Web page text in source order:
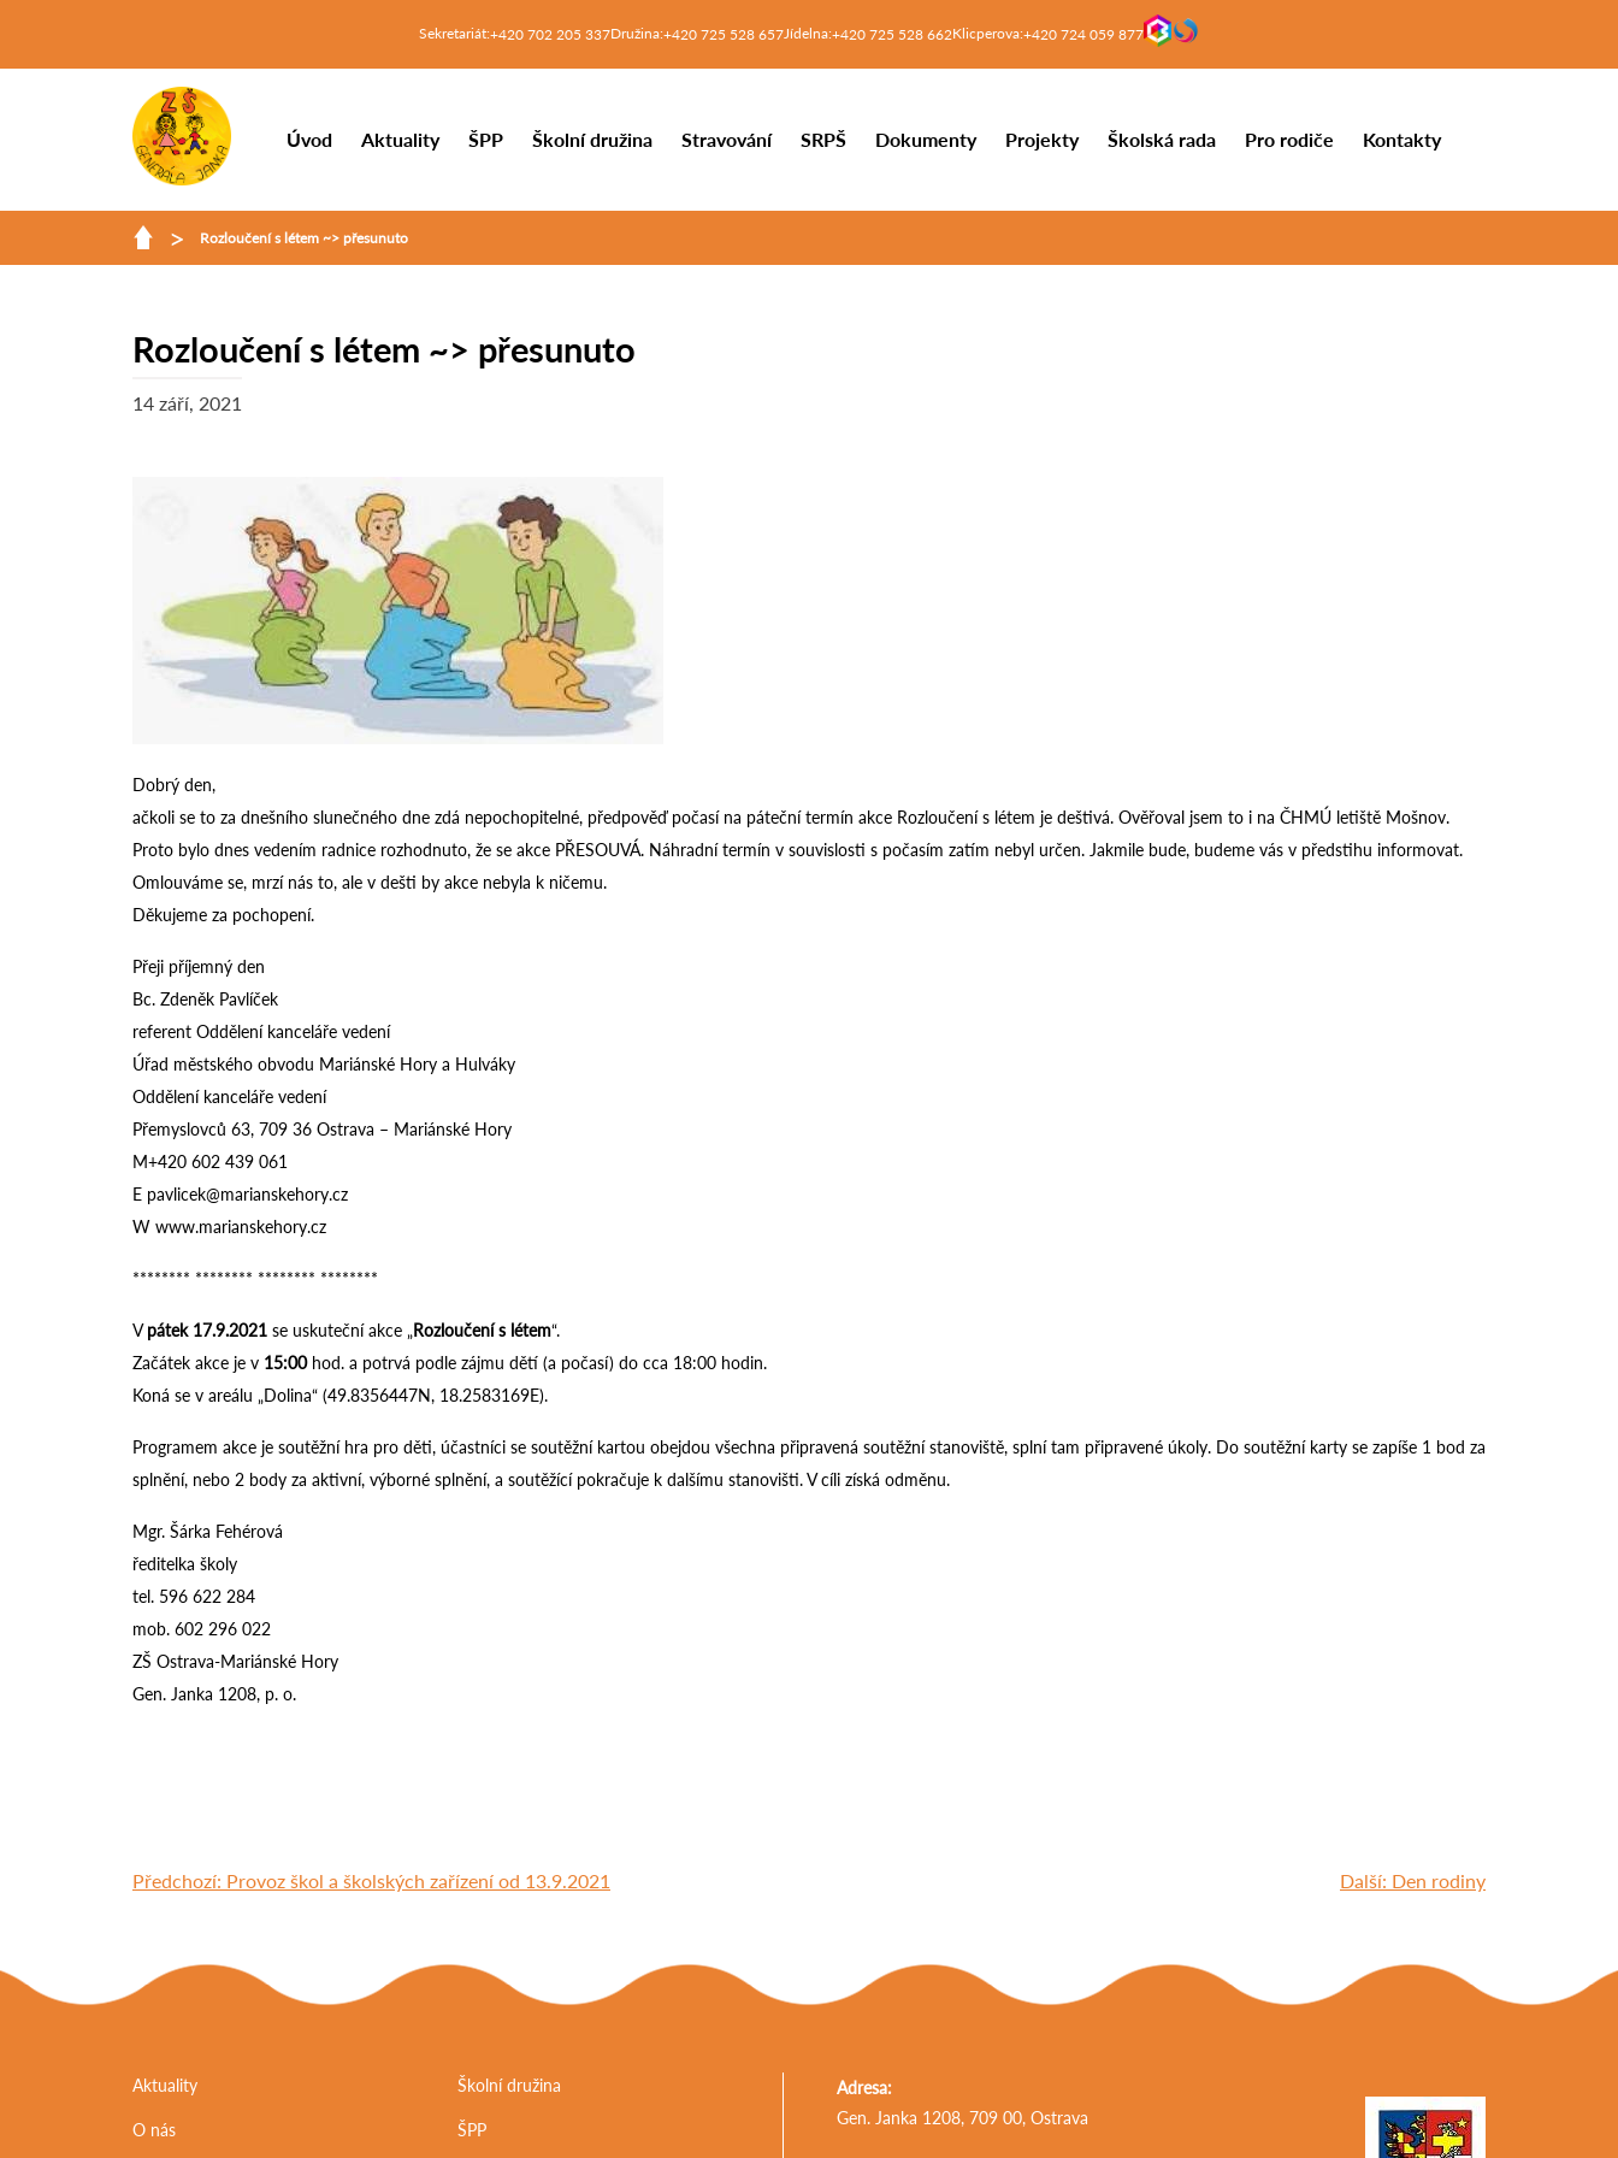
Sekretariát:+420 702 205 337Družina:+420 725 528 657Jídelna:+420 725 528 662Klicperova:+420 724 059 877
Úvod Aktuality ŠPP Školní družina Stravování SRPŠ Dokumenty Projekty Školská rada Pro rodiče Kontakty
> Rozloučení s létem ~> přesunuto
Rozloučení s létem ~> přesunuto
14 září, 2021
Dobrý den,
ačkoli se to za dnešního slunečného dne zdá nepochopitelné, předpověď počasí na páteční termín akce Rozloučení s létem je deštivá. Ověřoval jsem to i na ČHMÚ letiště Mošnov.
Proto bylo dnes vedením radnice rozhodnuto, že se akce PŘESOUVÁ. Náhradní termín v souvislosti s počasím zatím nebyl určen. Jakmile bude, budeme vás v předstihu informovat.
Omlouváme se, mrzí nás to, ale v dešti by akce nebyla k ničemu.
Děkujeme za pochopení.
Přeji příjemný den
Bc. Zdeněk Pavlíček
referent Oddělení kanceláře vedení
Úřad městského obvodu Mariánské Hory a Hulváky
Oddělení kanceláře vedení
Přemyslovců 63, 709 36 Ostrava – Mariánské Hory
M+420 602 439 061
E pavlicek@marianskehory.cz
W www.marianskehory.cz
******** ******** ******** ********
Vpátek 17.9.2021 se uskuteční akce „Rozloučení s létem“.
Začátek akce je v 15:00hod. a potrvá podle zájmu dětí (a počasí) do cca 18:00 hodin.
Koná se v areálu „Dolina“ (49.8356447N, 18.2583169E).
Programem akce je soutěžní hra pro děti, účastníci se soutěžní kartou obejdou všechna připravená soutěžní stanoviště, splní tam připravené úkoly. Do soutěžní karty se zapíše 1 bod za
splnění, nebo 2 body za aktivní, výborné splnění, a soutěžící pokračuje k dalšímu stanovišti. V cíli získá odměnu.
Mgr. Šárka Fehérová
ředitelka školy
tel. 596 622 284
mob. 602 296 022
ZŠ Ostrava-Mariánské Hory
Gen. Janka 1208, p. o.
Předchozí: Provoz škol a školských zařízení od 13.9.2021 Další: Den rodiny
Aktuality
O nás
Školní družina
ŠPP
Adresa:
Gen. Janka 1208, 709 00, Ostrava